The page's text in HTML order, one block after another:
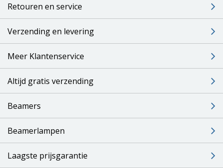
Retouren en service
Verzending en levering
Meer Klantenservice
Altijd gratis verzending
Beamers
Beamerlampen
Laagste prijsgarantie